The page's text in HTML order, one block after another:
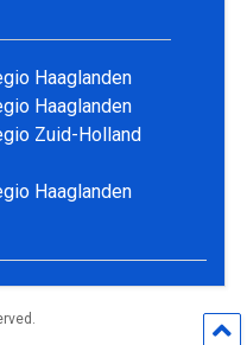
Haaglanden
Haaglanden
Zuid-Holland
Haaglanden